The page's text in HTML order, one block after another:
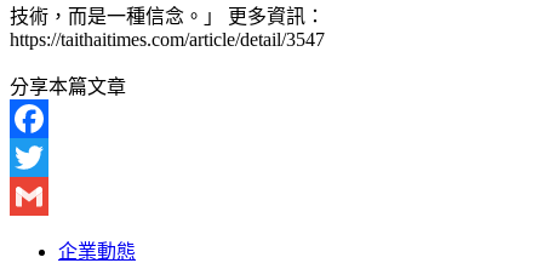
技術，而是一種信念。」 更多資訊：
https://taithaitimes.com/article/detail/3547
分享本篇文章
Facebook
Twitter
企業動態